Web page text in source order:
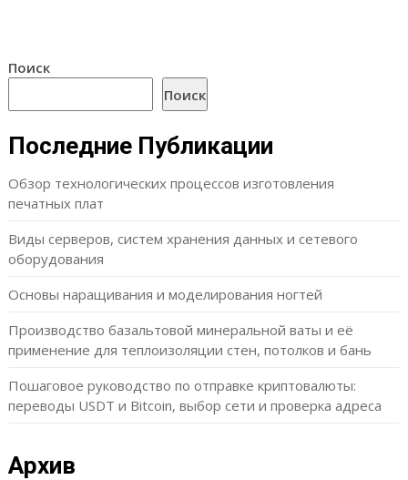
Поиск
Поиск
Последние Публикации
Обзор технологических процессов изготовления
печатных плат
Виды серверов, систем хранения данных и сетевого
оборудования
Основы наращивания и моделирования ногтей
Производство базальтовой минеральной ваты и её
применение для теплоизоляции стен, потолков и бань
Пошаговое руководство по отправке криптовалюты:
переводы USDT и Bitcoin, выбор сети и проверка адреса
Архив